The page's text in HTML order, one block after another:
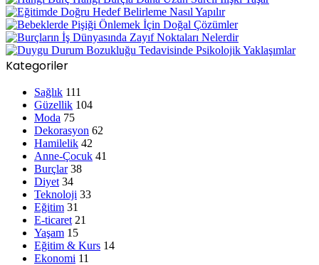
Kategoriler
Sağlık 111
Güzellik 104
Moda 75
Dekorasyon 62
Hamilelik 42
Anne-Çocuk 41
Burçlar 38
Diyet 34
Teknoloji 33
Eğitim 31
E-ticaret 21
Yaşam 15
Eğitim & Kurs 14
Ekonomi 11